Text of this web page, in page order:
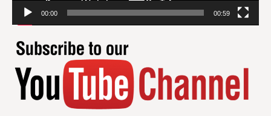
00:00 00:59